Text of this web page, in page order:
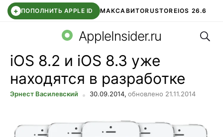
+ ПОПОЛНИТЬ APPLE ID МАКСАВИТОRUSTOREIOS 26.6
СБЕР КИДС ВТБ ОНЛАЙН ЧАТ В ROBLOX
AppleInsider.ru
iOS 8.2 и iOS 8.3 уже
находятся в разработке
Эрнест Василевский 30.09.2014, обновлено 21.11.2014